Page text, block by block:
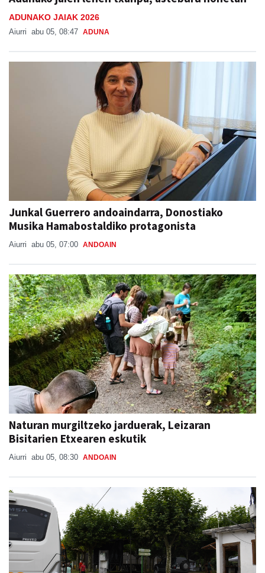
ADUNAKO JAIAK 2026
Aiurri abu 05, 08:47 ADUNA
Junkal Guerrero andoaindarra, Donostiako
Musika Hamabostaldiko protagonista
Aiurri abu 05, 07:00 ANDOAIN
Naturan murgiltzeko jarduerak, Leizaran
Bisitarien Etxearen eskutik
Aiurri abu 05, 08:30 ANDOAIN